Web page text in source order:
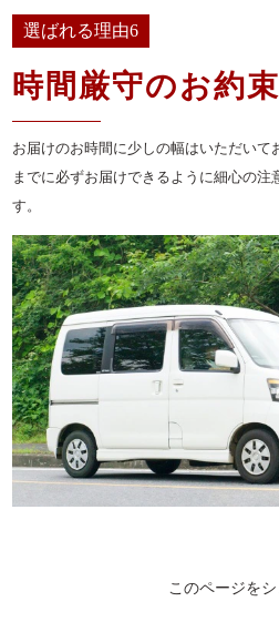
選ばれる理由6
時間厳守のお約束
お届けのお時間に少しの幅はいただいて
までに必ずお届けできるように細心の注
す。
このページを